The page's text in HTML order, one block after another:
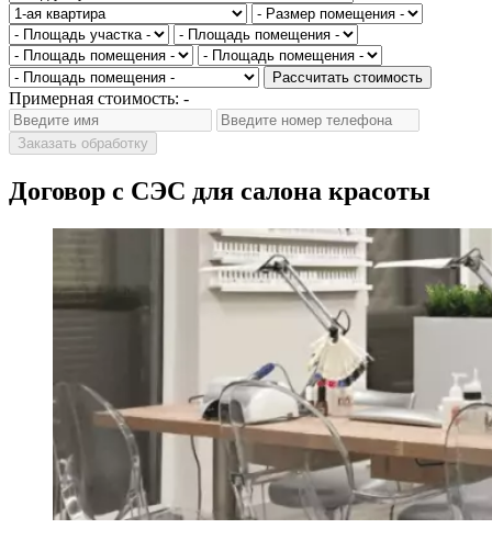
Рассчитать стоимость
Примерная стоимость: -
Заказать обработку
Договор с СЭС для салона красоты